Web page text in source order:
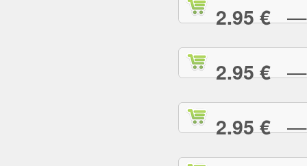
2.95 €—
2.95 €—
2.95 €—